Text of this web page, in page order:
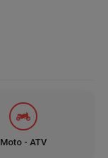
Moto - ATV